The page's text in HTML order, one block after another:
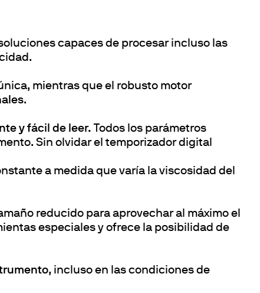
capaces de procesar incluso las
mientras que el robusto motor
.
y fácil de leer. Todos los parámetros
Sin olvidar el temporizador digital
a medida que varía la viscosidad del
reducido para aprovechar al máximo el
especiales y ofrece la posibilidad de
, incluso en las condiciones de